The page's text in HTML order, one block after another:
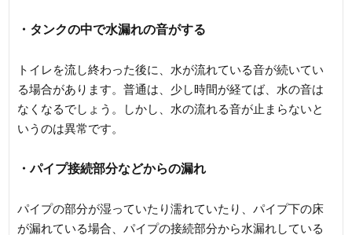
・タンクの中で水漏れの音がする
トイレを流し終わった後に、水が流れている音が続いてい
る場合があります。普通は、少し時間が経てば、水の音は
なくなるでしょう。しかし、水の流れる音が止まらないと
いうのは異常です。
・パイプ接続部分などからの漏れ
パイプの部分が湿っていたり濡れていたり、パイプ下の床
が漏れている場合、パイプの接続部分から水漏れしている